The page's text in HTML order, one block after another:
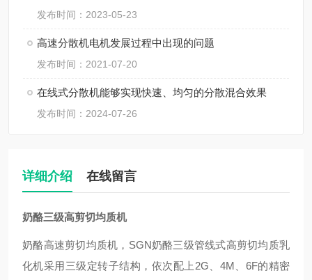
发布时间：2023-05-23
高速分散机电机发展过程中出现的问题
发布时间：2021-07-20
在线式分散机能够实现快速、均匀的分散混合效果
发布时间：2024-07-26
详细介绍 在线留言
奶酪三级高剪切均质机
奶酪高速剪切均质机，SGN奶酪三级管线式高剪切均质乳
化机采用三级定转子结构，依次配上2G、4M、6F的精密